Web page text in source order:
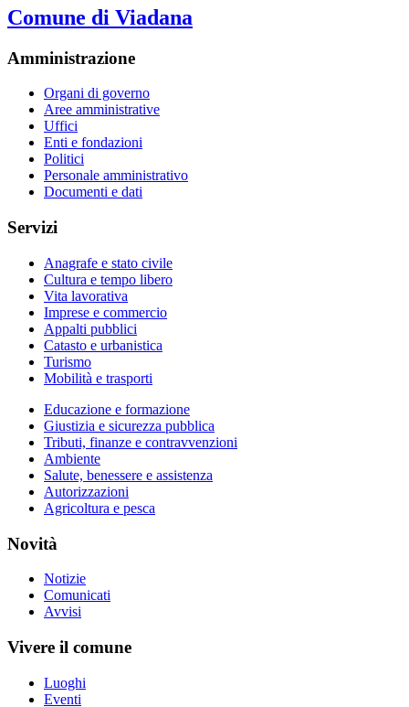
Comune di Viadana
Amministrazione
Organi di governo
Aree amministrative
Uffici
Enti e fondazioni
Politici
Personale amministrativo
Documenti e dati
Servizi
Anagrafe e stato civile
Cultura e tempo libero
Vita lavorativa
Imprese e commercio
Appalti pubblici
Catasto e urbanistica
Turismo
Mobilità e trasporti
Educazione e formazione
Giustizia e sicurezza pubblica
Tributi, finanze e contravvenzioni
Ambiente
Salute, benessere e assistenza
Autorizzazioni
Agricoltura e pesca
Novità
Notizie
Comunicati
Avvisi
Vivere il comune
Luoghi
Eventi